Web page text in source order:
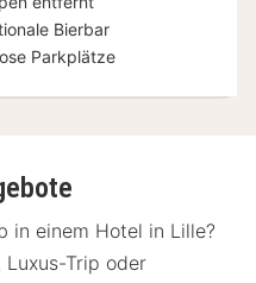
Bierbar
Parkplätze
in einem Hotel in Lille?
Trip oder